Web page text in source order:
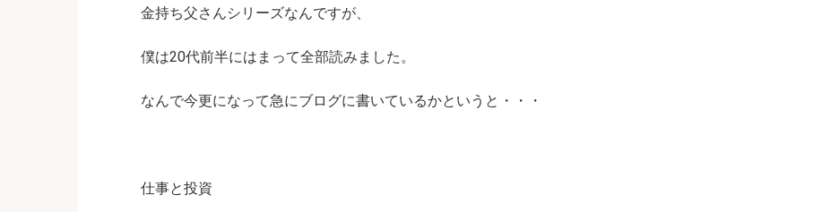
金持ち父さんシリーズなんですが、
僕は20代前半にはまって全部読みました。
なんで今更になって急にブログに書いているかというと・・・
仕事と投資